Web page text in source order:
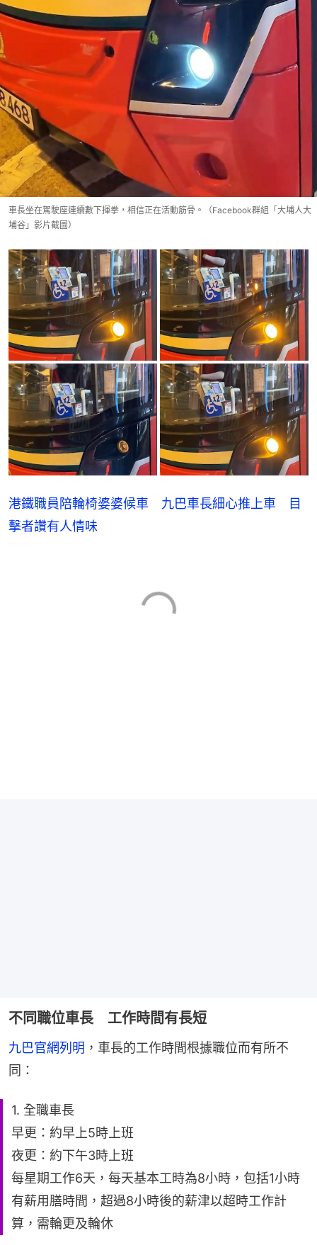
車長坐在駕駛座連續數下揮拳，相信正在活動筋骨。（Facebook群組「大埔人大
埔谷」影片截圖）
港鐵職員陪輪椅婆婆候車 九巴車長細心推上車 目
擊者讚有人情味
不同職位車長 工作時間有長短
九巴官網列明 ，車長的工作時間根據職位而有所不
同：
1. 全職車長
早更：約早上5時上班
夜更：約下午3時上班
每星期工作6天，每天基本工時為8小時，包括1小時
有薪用膳時間，超過8小時後的薪津以超時工作計
算，需輪更及輪休